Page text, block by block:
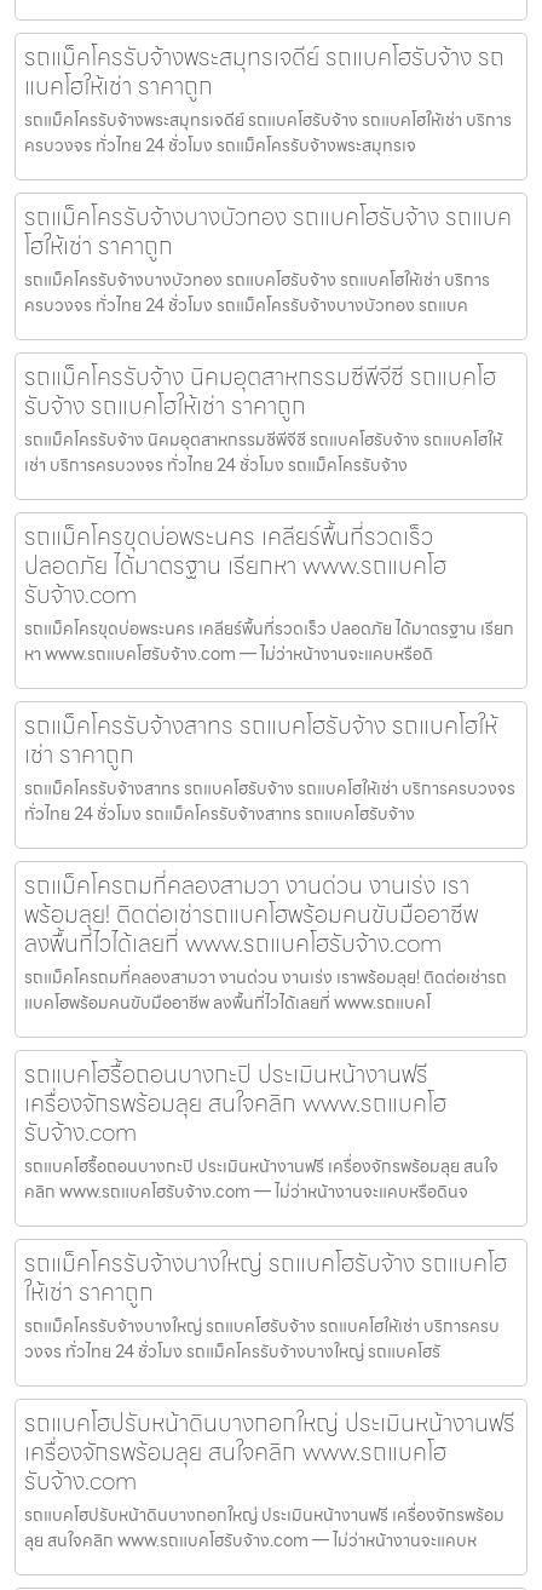
รถแม็คโครรับจ้างพระสมุทรเจดีย์ รถแบคโฮรับจ้าง รถ
แบคโฮให้เช่า ราคาถูก
รถแม็คโครรับจ้างพระสมุทรเจดีย์ รถแบคโฮรับจ้าง รถแบคโฮให้เช่า บริการ
ครบวงจร ทั่วไทย 24 ชั่วโมง รถแม็คโครรับจ้างพระสมุทรเจ
รถแม็คโครรับจ้างบางบัวทอง รถแบคโฮรับจ้าง รถแบค
โฮให้เช่า ราคาถูก
รถแม็คโครรับจ้างบางบัวทอง รถแบคโฮรับจ้าง รถแบคโฮให้เช่า บริการ
ครบวงจร ทั่วไทย 24 ชั่วโมง รถแม็คโครรับจ้างบางบัวทอง รถแบค
รถแม็คโครรับจ้าง นิคมอุตสาหกรรมซีพีจีซี รถแบคโฮ
รับจ้าง รถแบคโฮให้เช่า ราคาถูก
รถแม็คโครรับจ้าง นิคมอุตสาหกรรมซีพีจีซี รถแบคโฮรับจ้าง รถแบคโฮให้
เช่า บริการครบวงจร ทั่วไทย 24 ชั่วโมง รถแม็คโครรับจ้าง
รถแม็คโครขุดบ่อพระนคร เคลียร์พื้นที่รวดเร็ว
ปลอดภัย ได้มาตรฐาน เรียกหา www.รถแบคโฮ
รับจ้าง.com
รถแม็คโครขุดบ่อพระนคร เคลียร์พื้นที่รวดเร็ว ปลอดภัย ได้มาตรฐาน เรียก
หา www.รถแบคโฮรับจ้าง.com — ไม่ว่าหน้างานจะแคบหรือดิ
รถแม็คโครรับจ้างสาทร รถแบคโฮรับจ้าง รถแบคโฮให้
เช่า ราคาถูก
รถแม็คโครรับจ้างสาทร รถแบคโฮรับจ้าง รถแบคโฮให้เช่า บริการครบวงจร
ทั่วไทย 24 ชั่วโมง รถแม็คโครรับจ้างสาทร รถแบคโฮรับจ้าง
รถแม็คโครถมที่คลองสามวา งานด่วน งานเร่ง เรา
พร้อมลุย! ติดต่อเช่ารถแบคโฮพร้อมคนขับมืออาชีพ
ลงพื้นที่ไวได้เลยที่ www.รถแบคโฮรับจ้าง.com
รถแม็คโครถมที่คลองสามวา งานด่วน งานเร่ง เราพร้อมลุย! ติดต่อเช่ารถ
แบคโฮพร้อมคนขับมืออาชีพ ลงพื้นที่ไวได้เลยที่ www.รถแบคโ
รถแบคโฮรื้อถอนบางกะปิ ประเมินหน้างานฟรี
เครื่องจักรพร้อมลุย สนใจคลิก www.รถแบคโฮ
รับจ้าง.com
รถแบคโฮรื้อถอนบางกะปิ ประเมินหน้างานฟรี เครื่องจักรพร้อมลุย สนใจ
คลิก www.รถแบคโฮรับจ้าง.com — ไม่ว่าหน้างานจะแคบหรือดินจ
รถแม็คโครรับจ้างบางใหญ่ รถแบคโฮรับจ้าง รถแบคโฮ
ให้เช่า ราคาถูก
รถแม็คโครรับจ้างบางใหญ่ รถแบคโฮรับจ้าง รถแบคโฮให้เช่า บริการครบ
วงจร ทั่วไทย 24 ชั่วโมง รถแม็คโครรับจ้างบางใหญ่ รถแบคโฮรั
รถแบคโฮปรับหน้าดินบางกอกใหญ่ ประเมินหน้างานฟรี
เครื่องจักรพร้อมลุย สนใจคลิก www.รถแบคโฮ
รับจ้าง.com
รถแบคโฮปรับหน้าดินบางกอกใหญ่ ประเมินหน้างานฟรี เครื่องจักรพร้อม
ลุย สนใจคลิก www.รถแบคโฮรับจ้าง.com — ไม่ว่าหน้างานจะแคบห